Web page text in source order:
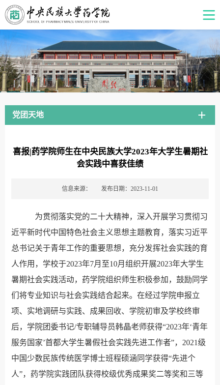
党团天地
喜报|药学院师生在中央民族大学2023年大学生暑期社
会实践中喜获佳绩
信息来源： 发布日期：2023-11-01
为贯彻落实党的二十大精神，深入开展学习贯彻习
近平新时代中国特色社会主义思想主题教育，落实习近平
总书记关于青年工作的重要思想，充分发挥社会实践的育
人作用，学校于2023年7月至10月组织开展2023年大学生
暑期社会实践活动，药学院组织师生积极参加，鼓励同学
们将专业知识与社会实践结合起来。在经过学院申报立
项、实地调研与实践、成果回收、学院初审及学校终审
后，学院团委书记/专职辅导员韩晶老师获得“2023年‘青年
服务国家’首都大学生暑假社会实践先进工作者”，2021级
中国少数民族传统医学博士班程硕涵同学获得“先进个
人”，药学院实践团队获得校级优秀成果奖二等奖和三等